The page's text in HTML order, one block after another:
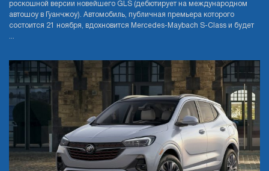
роскошной версии новейшего GLS (дебютирует на международном
автошоу в Гуанчжоу). Автомобиль, публичная премьера которого
состоится 21 ноября, вдохновится Mercedes-Maybach S-Class и будет
...